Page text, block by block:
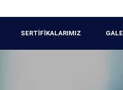
SERTİFİKALARIMIZ